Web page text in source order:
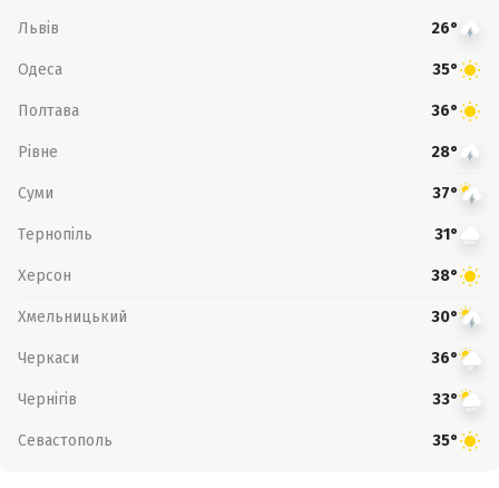
Львів 26°
Одеса 35°
Полтава 36°
Рівне 28°
Суми 37°
Тернопіль 31°
Херсон 38°
Хмельницький 30°
Черкаси 36°
Чернігів 33°
Севастополь 35°